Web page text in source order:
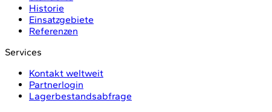
Historie
Einsatzgebiete
Referenzen
Services
Kontakt weltweit
Partnerlogin
Lagerbestandsabfrage